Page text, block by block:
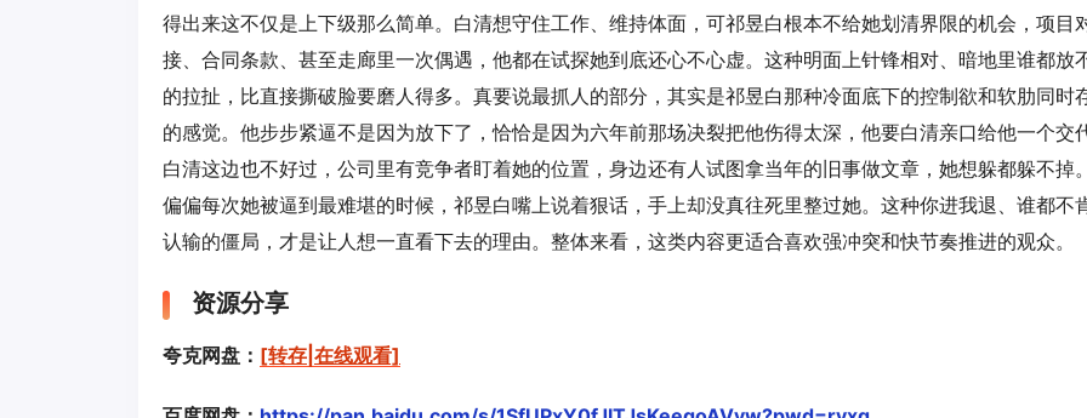
得出来这不仅是上下级那么简单。白清想守住工作、维持体面，可祁昱白根本不给她划清界限的机会，项目
接、合同条款、甚至走廊里一次偶遇，他都在试探她到底还心不心虚。这种明面上针锋相对、暗地里谁都放
的拉扯，比直接撕破脸要磨人得多。真要说最抓人的部分，其实是祁昱白那种冷面底下的控制欲和软肋同时
的感觉。他步步紧逼不是因为放下了，恰恰是因为六年前那场决裂把他伤得太深，他要白清亲口给他一个交代
白清这边也不好过，公司里有竞争者盯着她的位置，身边还有人试图拿当年的旧事做文章，她想躲都躲不掉
偏偏每次她被逼到最难堪的时候，祁昱白嘴上说着狠话，手上却没真往死里整过她。这种你进我退、谁都不
认输的僵局，才是让人想一直看下去的理由。整体来看，这类内容更适合喜欢强冲突和快节奏推进的观众。
资源分享
夸克网盘： [转存|在线观看]